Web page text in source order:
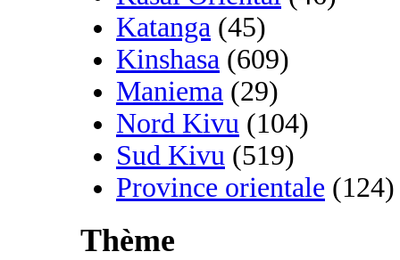
Katanga (45)
Kinshasa (609)
Maniema (29)
Nord Kivu (104)
Sud Kivu (519)
Province orientale (124)
Thème